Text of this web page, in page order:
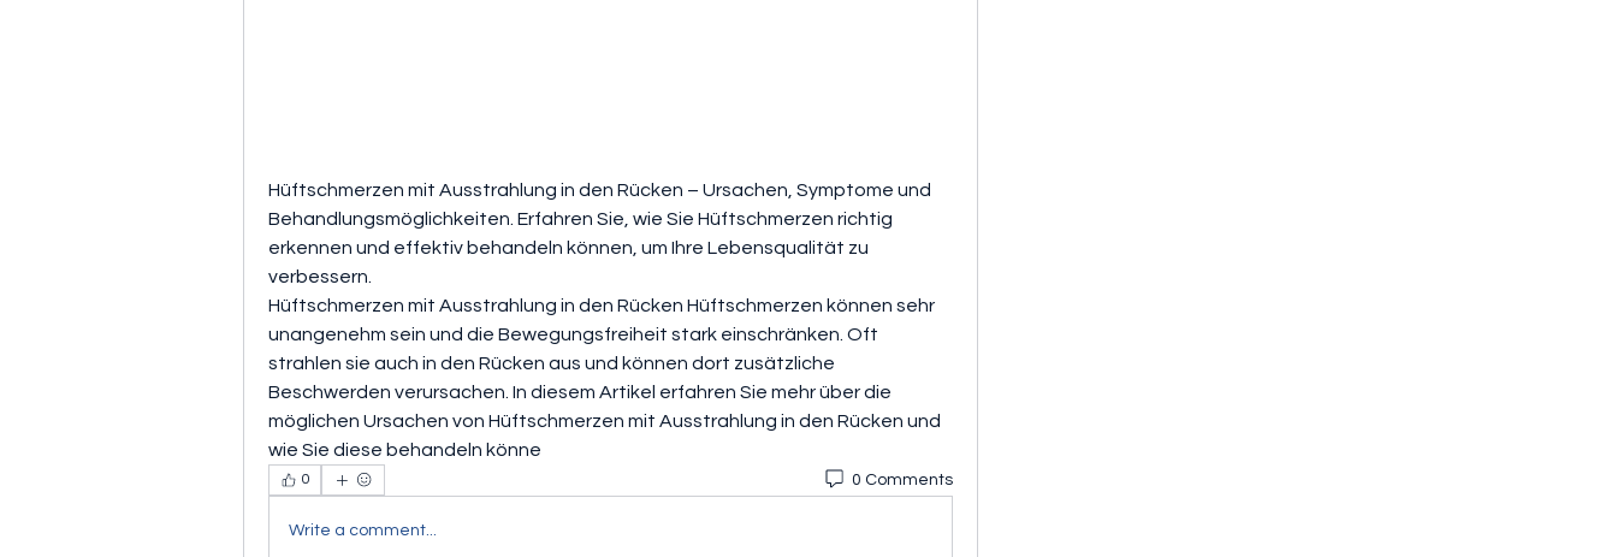
Hüftschmerzen mit Ausstrahlung in den Rücken – Ursachen, Symptome und
Behandlungsmöglichkeiten. Erfahren Sie, wie Sie Hüftschmerzen richtig
erkennen und effektiv behandeln können, um Ihre Lebensqualität zu
verbessern.
Hüftschmerzen mit Ausstrahlung in den Rücken Hüftschmerzen können sehr
unangenehm sein und die Bewegungsfreiheit stark einschränken. Oft
strahlen sie auch in den Rücken aus und können dort zusätzliche
Beschwerden verursachen. In diesem Artikel erfahren Sie mehr über die
möglichen Ursachen von Hüftschmerzen mit Ausstrahlung in den Rücken und
wie Sie diese behandeln könne
0 0 Comments
Write a comment...